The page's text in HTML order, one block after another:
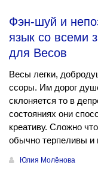
Фэн-шуй и
язык со всеми
для Весов
Весы легки,
ссоры. Им дорог
склоняется то в
состояниях они
креативу. Сложно
обычно терпеливы
Юлия Молёнова